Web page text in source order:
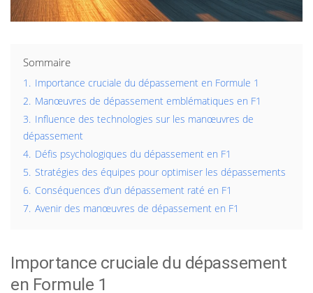
Sommaire
1. Importance cruciale du dépassement en Formule 1
2. Manœuvres de dépassement emblématiques en F1
3. Influence des technologies sur les manœuvres de
dépassement
4. Défis psychologiques du dépassement en F1
5. Stratégies des équipes pour optimiser les dépassements
6. Conséquences d’un dépassement raté en F1
7. Avenir des manœuvres de dépassement en F1
Importance cruciale du dépassement
en Formule 1